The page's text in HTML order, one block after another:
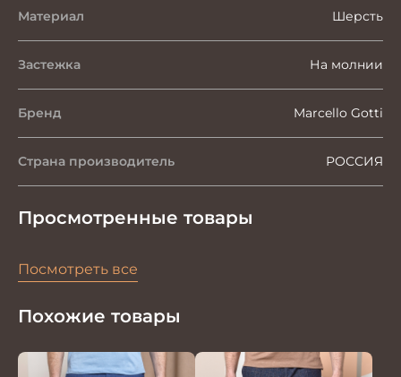
Материал Шерсть
Застежка На молнии
Бренд Marcello Gotti
Страна производитель РОССИЯ
Просмотренные товары
Посмотреть все
Похожие товары